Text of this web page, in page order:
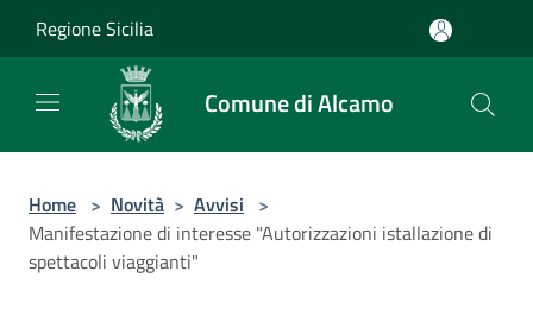
Regione Sicilia
Comune di Alcamo
Home > Novità > Avvisi >
Manifestazione di interesse "Autorizzazioni istallazione di
spettacoli viaggianti"